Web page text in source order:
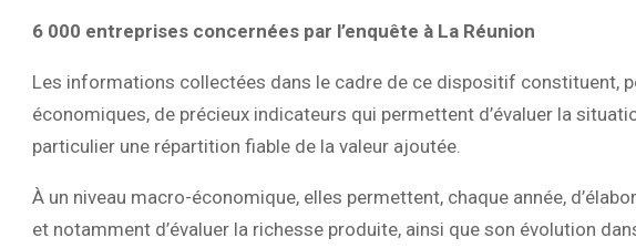
6 000 entreprises concernées par l’enquête à La Réunion
Les informations collectées dans le cadre de ce dispositif constituent,
économiques, de précieux indicateurs qui permettent d’évaluer la
particulier une répartition fiable de la valeur ajoutée.
À un niveau macro-économique, elles permettent, chaque année,
et notamment d’évaluer la richesse produite, ainsi que son évolution